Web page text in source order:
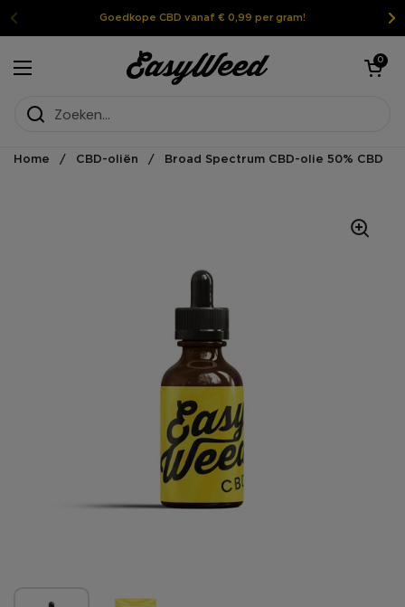
Ga naar inhoud Goedkope CBD vanaf € 0,99 per gram!
Menu openen
Winkelmandje
0
Home / CBD-oliën / Broad Spectrum CBD-olie 50% CBD